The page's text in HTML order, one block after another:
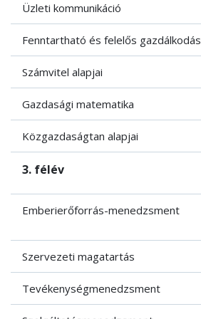
Üzleti kommunikáció
Fenntartható és felelős gazdálkodás
Számvitel alapjai
Gazdasági matematika
Közgazdaságtan alapjai
3. félév
Emberierőforrás-menedzsment
Szervezeti magatartás
Tevékenységmenedzsment